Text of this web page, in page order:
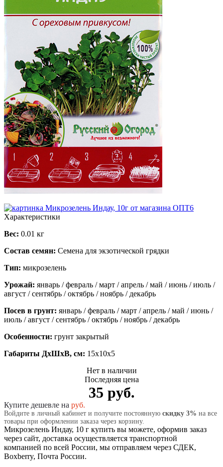
Характеристики
Вес: 0.01 кг
Состав семян: Семена для экзотической грядки
Тип: микрозелень
Урожай: январь / февраль / март / апрель / май / июнь / июль /
август / сентябрь / октябрь / ноябрь / декабрь
Посев в грунт: январь / февраль / март / апрель / май / июнь /
июль / август / сентябрь / октябрь / ноябрь / декабрь
Особенности: грунт закрытый
Габариты ДхШхВ, см: 15x10x5
Нет в наличии
Последняя цена
35 руб.
Купите дешевле на руб.
Войдите в личный кабинет и получите постоянную скидку 3% на все
товары при оформлении заказа через корзину.
Микрозелень Индау, 10 г купить вы можете, оформив заказ
через сайт, доставка осуществляется транспортной
компанией по всей России, мы отправляем через СДЕК,
Boxberry, Почта России.